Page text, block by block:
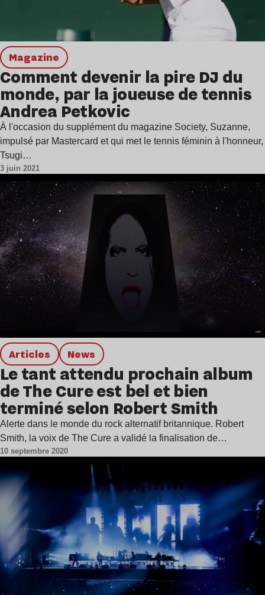
magazine
Comment devenir la pire DJ du
monde, par la joueuse de tennis
Andrea Petkovic
À l'occasion du supplément du magazine Society, Suzanne,
impulsé par Mastercard et qui met le tennis féminin à l'honneur,
Tsugi…
3 juin 2021
Articles news
Le tant attendu prochain album
de The Cure est bel et bien
terminé selon Robert Smith
Alerte dans le monde du rock alternatif britannique. Robert
Smith, la voix de The Cure a validé la finalisation de…
10 septembre 2020